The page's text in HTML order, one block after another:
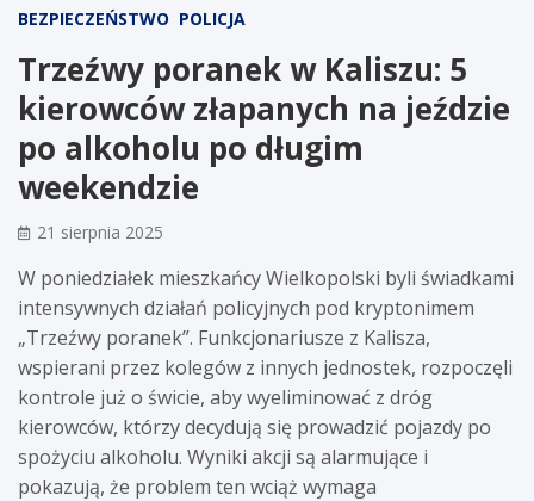
BEZPIECZEŃSTWO POLICJA
Trzeźwy poranek w Kaliszu: 5
kierowców złapanych na jeździe
po alkoholu po długim
weekendzie
21 sierpnia 2025
W poniedziałek mieszkańcy Wielkopolski byli świadkami
intensywnych działań policyjnych pod kryptonimem
„Trzeźwy poranek”. Funkcjonariusze z Kalisza,
wspierani przez kolegów z innych jednostek, rozpoczęli
kontrole już o świcie, aby wyeliminować z dróg
kierowców, którzy decydują się prowadzić pojazdy po
spożyciu alkoholu. Wyniki akcji są alarmujące i
pokazują, że problem ten wciąż wymaga